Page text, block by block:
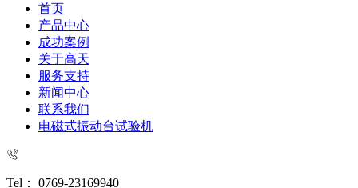
首页
产品中心
成功案例
关于高天
服务支持
新闻中心
联系我们
电磁式振动台试验机
Tel： 0769-23169940